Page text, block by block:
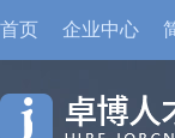
首页 企业中心